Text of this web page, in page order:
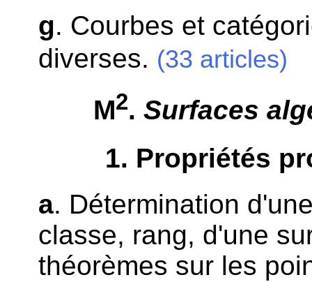
g. Courbes et
diverses. (33 articles)
M2. Surfaces
1. Propriétés
a. Détermination
classe, rang, d'une
théorèmes sur les